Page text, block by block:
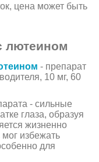
цена может быть
лютеином
- препарат
10 мг, 60
- сильные
глаза, образуя
жизненно
избежать
для